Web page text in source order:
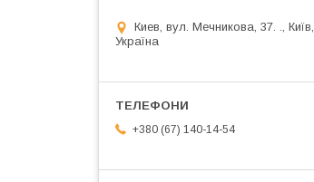
Киев, вул. Мечникова, 37. ., Київ,
Україна
+380 (67) 140-14-54